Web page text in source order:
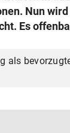
Nun
Es
als